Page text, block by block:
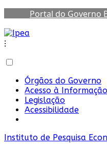
Portal do Governo
⁝
Órgãos do Governo
Acesso à Informação
Legislação
Acessibilidade
Instituto de Pesquisa